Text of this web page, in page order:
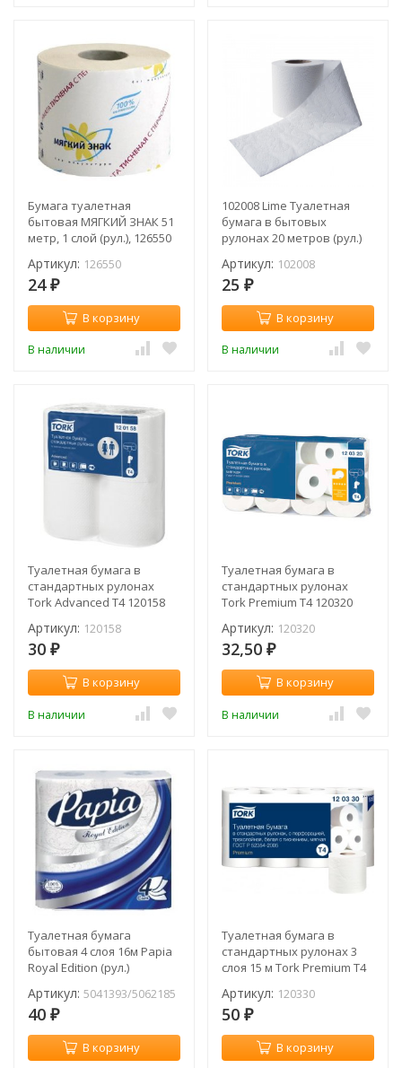
Бумага туалетная
бытовая МЯГКИЙ ЗНАК 51
метр, 1 слой (рул.), 126550
Артикул: 126550
24 ₽
В корзину
В наличии
102008 Lime Туалетная
бумага в бытовых
рулонах 20 метров (рул.)
Артикул: 102008
25 ₽
В корзину
В наличии
Туалетная бумага в
стандартных рулонах
Tork Advanced T4 120158
Артикул: 120158
30 ₽
В корзину
В наличии
Туалетная бумага в
стандартных рулонах
Tork Premium T4 120320
Артикул: 120320
32,50 ₽
В корзину
В наличии
Туалетная бумага
бытовая 4 слоя 16м Papia
Royal Edition (рул.)
Артикул: 5041393/5062185
40 ₽
В корзину
Туалетная бумага в
стандартных рулонах 3
слоя 15 м Tork Premium T4
Артикул: 120330
50 ₽
В корзину